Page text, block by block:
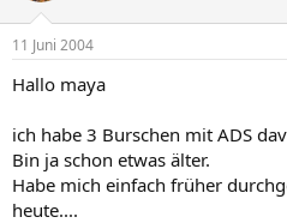
11 Juni 2004
Hallo maya
ich habe 3 Burschen mit ADS
Bin ja schon etwas älter.
Habe mich einfach früher
heute....